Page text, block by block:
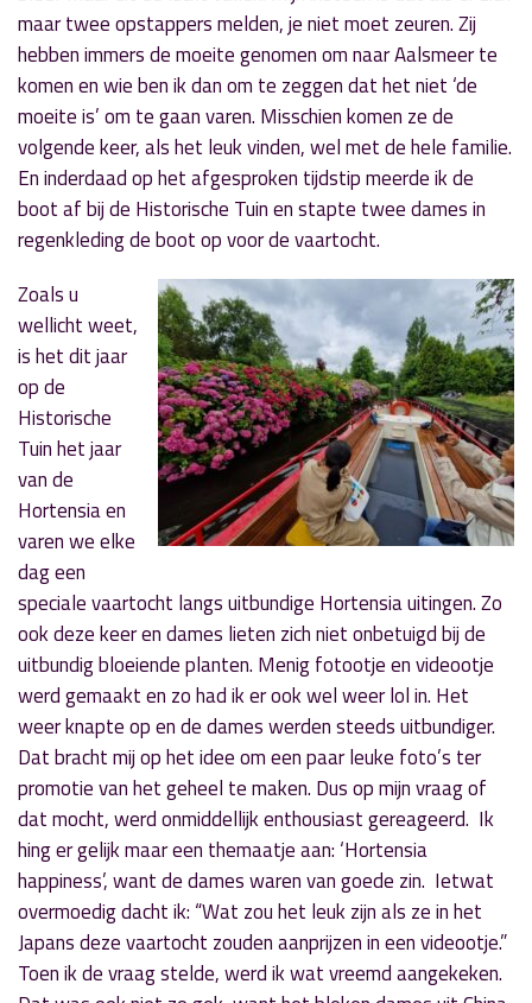
maar twee opstappers melden, je niet moet zeuren. Zij
hebben immers de moeite genomen om naar Aalsmeer te
komen en wie ben ik dan om te zeggen dat het niet ‘de
moeite is’ om te gaan varen. Misschien komen ze de
volgende keer, als het leuk vinden, wel met de hele familie.
En inderdaad op het afgesproken tijdstip meerde ik de
boot af bij de Historische Tuin en stapte twee dames in
regenkleding de boot op voor de vaartocht.
Zoals u
wellicht weet,
is het dit jaar
op de
Historische
Tuin het jaar
van de
Hortensia en
varen we elke
dag een
speciale vaartocht langs uitbundige Hortensia uitingen. Zo
ook deze keer en dames lieten zich niet onbetuigd bij de
uitbundig bloeiende planten. Menig fotootje en videootje
werd gemaakt en zo had ik er ook wel weer lol in. Het
weer knapte op en de dames werden steeds uitbundiger.
Dat bracht mij op het idee om een paar leuke foto’s ter
promotie van het geheel te maken. Dus op mijn vraag of
dat mocht, werd onmiddellijk enthousiast gereageerd. Ik
hing er gelijk maar een themaatje aan: ‘Hortensia
happiness’, want de dames waren van goede zin. Ietwat
overmoedig dacht ik: “Wat zou het leuk zijn als ze in het
Japans deze vaartocht zouden aanprijzen in een videootje.”
Toen ik de vraag stelde, werd ik wat vreemd aangekeken.